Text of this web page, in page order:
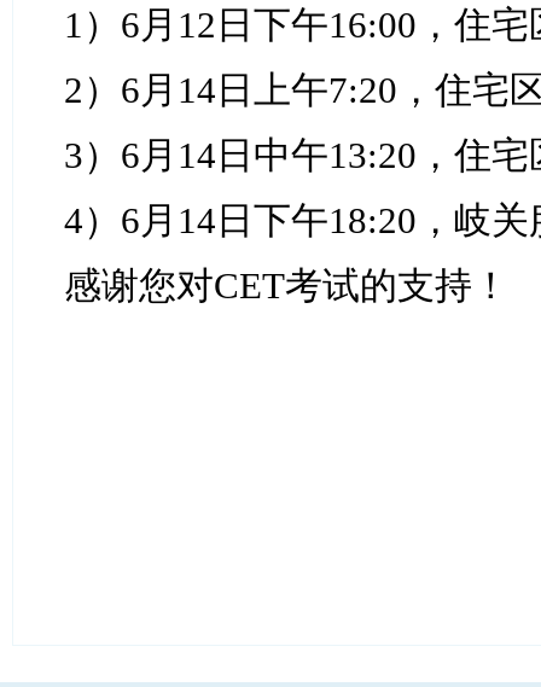
1）6月12日下午16:00，住
2）6月14日上午7:20，住宅
3）6月14日中午13:20，住
4）6月14日下午18:20，岐
感谢您对CET考试的支持！